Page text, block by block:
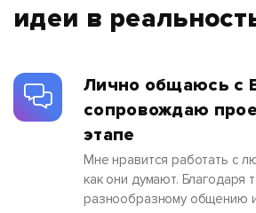
идеи в
Лично общаюсь с
сопровождаю
этапе
Мне нравится работать с
как они думают. Благодаря
разнообразному общению